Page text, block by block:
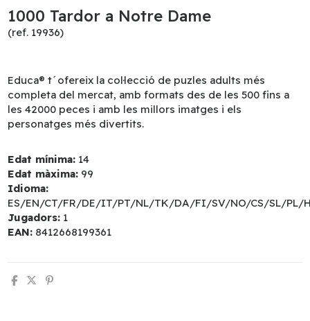
1000 Tardor a Notre Dame
(ref. 19936)
Educa® t´ofereix la col·lecció de puzles adults més
completa del mercat, amb formats des de les 500 fins a
les 42000 peces i amb les millors imatges i els
personatges més divertits.
Edat mínima: 14
Edat màxima: 99
Idioma:
ES/EN/CT/FR/DE/IT/PT/NL/TK/DA/FI/SV/NO/CS/SL/PL/
Jugadors: 1
EAN: 8412668199361